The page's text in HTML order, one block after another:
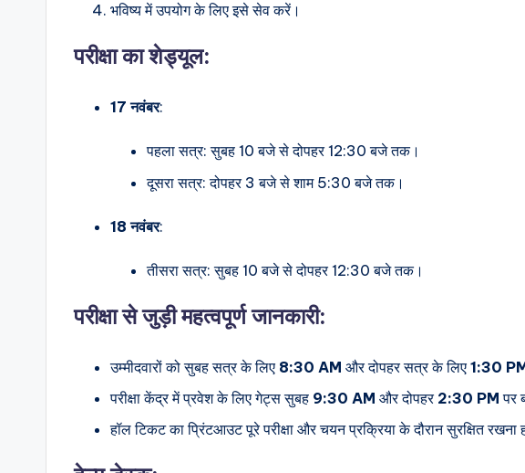
भविष्य में उपयोग के लिए इसे सेव करें।
परीक्षा का शेड्यूल:
17 नवंबर:
पहला सत्र: सुबह 10 बजे से दोपहर 12:30 बजे तक।
दूसरा सत्र: दोपहर 3 बजे से शाम 5:30 बजे तक।
18 नवंबर:
तीसरा सत्र: सुबह 10 बजे से दोपहर 12:30 बजे तक।
परीक्षा से जुड़ी महत्वपूर्ण जानकारी:
उम्मीदवारों को सुबह सत्र के लिए 8:30 AM और दोपहर सत्र के लिए 1:30
परीक्षा केंद्र में प्रवेश के लिए गेट्स सुबह 9:30 AM और दोपहर 2:30 PM पर
हॉल टिकट का प्रिंटआउट पूरे परीक्षा और चयन प्रक्रिया के दौरान सुरक्षित रखना